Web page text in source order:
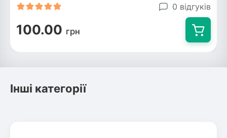
0 відгуків
100.00 грн
Інші категорії